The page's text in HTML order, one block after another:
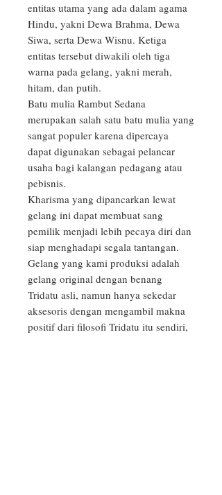
entitas utama yang ada dalam agama
Hindu, yakni Dewa Brahma, Dewa
Siwa, serta Dewa Wisnu. Ketiga
entitas tersebut diwakili oleh tiga
warna pada gelang, yakni merah,
hitam, dan putih.
Batu mulia Rambut Sedana
merupakan salah satu batu mulia yang
sangat populer karena dipercaya
dapat digunakan sebagai pelancar
usaha bagi kalangan pedagang atau
pebisnis.
Kharisma yang dipancarkan lewat
gelang ini dapat membuat sang
pemilik menjadi lebih pecaya diri dan
siap menghadapi segala tantangan.
Gelang yang kami produksi adalah
gelang original dengan benang
Tridatu asli, namun hanya sekedar
aksesoris dengan mengambil makna
positif dari filosofi Tridatu itu sendiri,